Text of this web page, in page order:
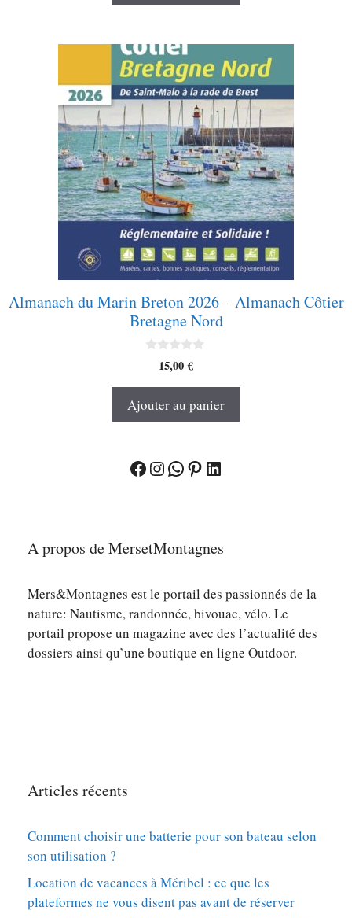
Almanach du Marin Breton 2026 – Almanach Côtier
Bretagne Nord
5
15,00€
Ajouter au panier
Facebook
Instagram
WhatsApp
Pinterest
LinkedIn
A propos de MersetMontagnes
Mers&Montagnes est le portail des passionnés de la
nature: Nautisme, randonnée, bivouac, vélo. Le
portail propose un magazine avec des l’actualité des
dossiers ainsi qu’une boutique en ligne Outdoor.
Articles récents
Comment choisir une batterie pour son bateau selon
son utilisation ?
Location de vacances à Méribel : ce que les
plateformes ne vous disent pas avant de réserver